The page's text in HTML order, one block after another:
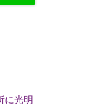
に光明